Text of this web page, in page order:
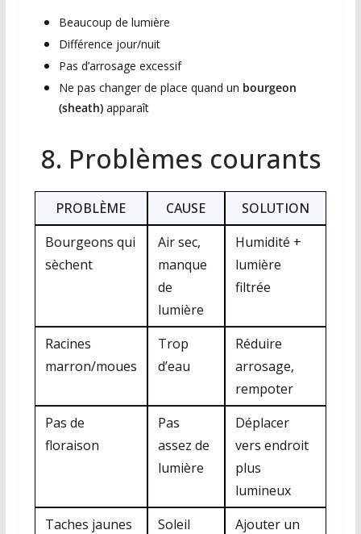
Beaucoup de lumière
Différence jour/nuit
Pas d’arrosage excessif
Ne pas changer de place quand un bourgeon
(sheath)apparaît
8. Problèmes courants
PROBLÈME CAUSE
SOLUTION
Bourgeons qui
sèchent
Air sec,
manque
de
lumière
Humidité +
lumière
filtrée
Racines
marron/moues
Trop
d’eau
Réduire
arrosage,
rempoter
Pas de
floraison
Pas
assez de
lumière
Déplacer
vers endroit
plus
lumineux
Taches jaunes
Soleil
Ajouter un